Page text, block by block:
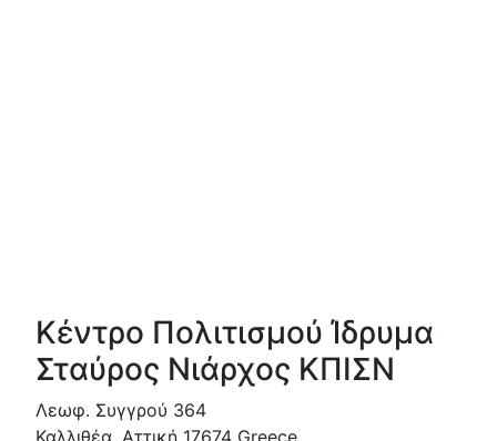
Κέντρο Πολιτισμού Ίδρυμα
Σταύρος Νιάρχος ΚΠΙΣΝ
Λεωφ. Συγγρού 364
Καλλιθέα, Αττική 17674 Greece